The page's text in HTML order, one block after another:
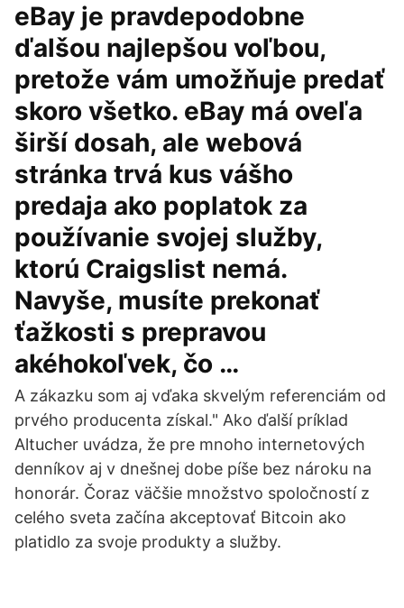
eBay je pravdepodobne
ďalšou najlepšou voľbou,
pretože vám umožňuje predať
skoro všetko. eBay má oveľa
širší dosah, ale webová
stránka trvá kus vášho
predaja ako poplatok za
používanie svojej služby,
ktorú Craigslist nemá.
Navyše, musíte prekonať
ťažkosti s prepravou
akéhokoľvek, čo …
A zákazku som aj vďaka skvelým referenciám od
prvého producenta získal." Ako ďalší príklad
Altucher uvádza, že pre mnoho internetových
denníkov aj v dnešnej dobe píše bez nároku na
honorár. Čoraz väčšie množstvo spoločností z
celého sveta začína akceptovať Bitcoin ako
platidlo za svoje produkty a služby.